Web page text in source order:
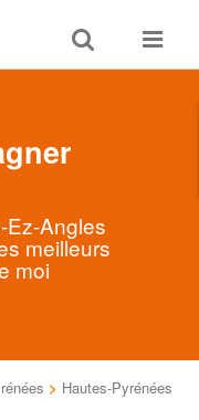
Toggle
search
Toggle
Ez-Angles
meilleurs
moi
> Hautes-Pyrénées